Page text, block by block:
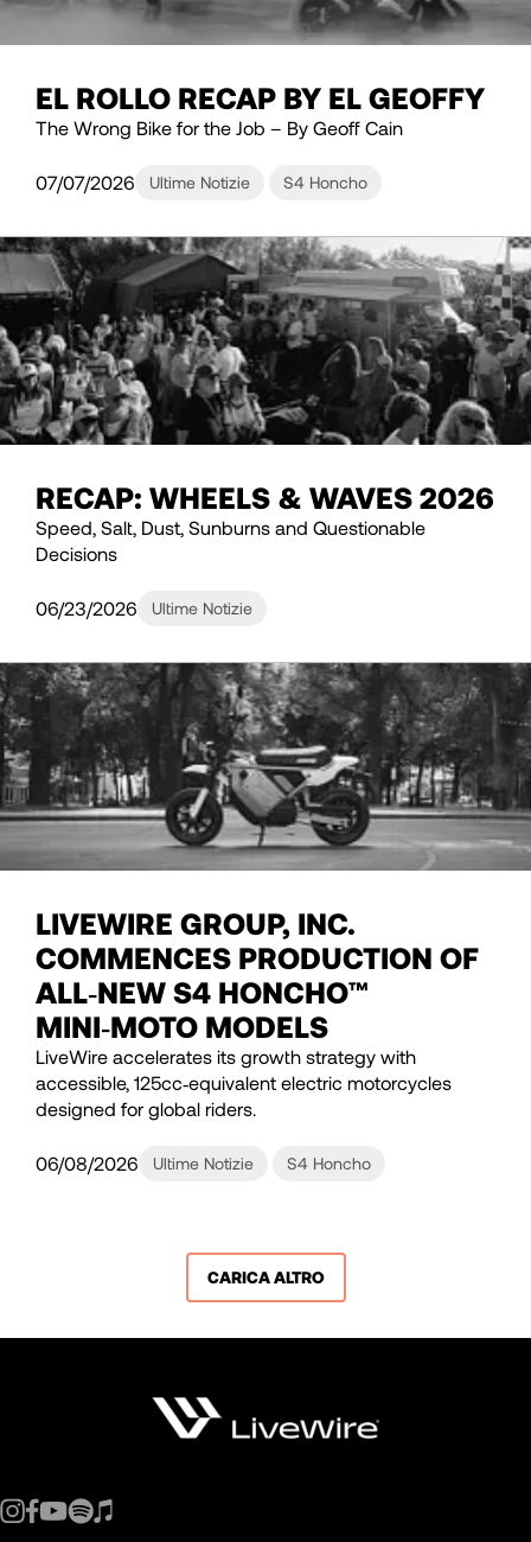
EL ROLLO RECAP BY EL GEOFFY
The Wrong Bike for the Job – By Geoff Cain
07/07/2026 Ultime Notizie S4 Honcho
RECAP: WHEELS & WAVES 2026
Speed, Salt, Dust, Sunburns and Questionable
Decisions
06/23/2026 Ultime Notizie
LIVEWIRE GROUP, INC.
COMMENCES PRODUCTION OF
ALL‑NEW S4 HONCHO™
MINI‑MOTO MODELS
LiveWire accelerates its growth strategy with
accessible, 125cc‑equivalent electric motorcycles
designed for global riders.
06/08/2026 Ultime Notizie S4 Honcho
CARICA ALTRO